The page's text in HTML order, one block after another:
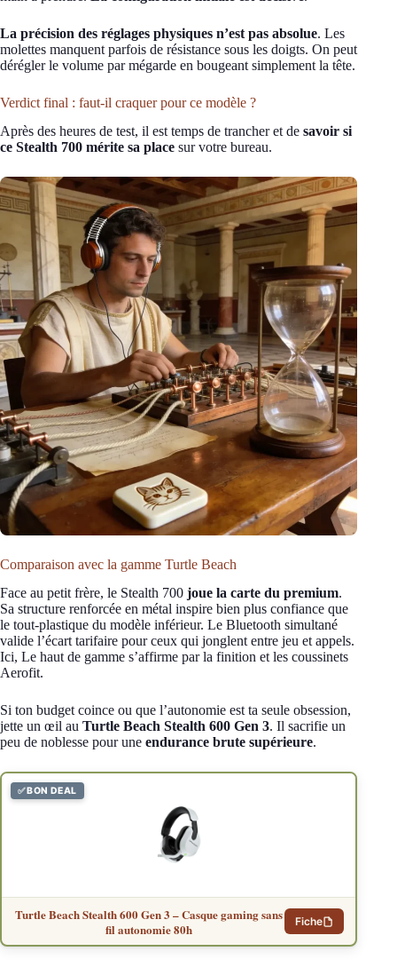
La précision des réglages physiques n’est pas absolue. Les
molettes manquent parfois de résistance sous les doigts. On peut
dérégler le volume par mégarde en bougeant simplement la tête.
Verdict final : faut-il craquer pour ce modèle ?
Après des heures de test, il est temps de trancher et de savoir si
ce Stealth 700 mérite sa place sur votre bureau.
Comparaison avec la gamme Turtle Beach
Face au petit frère, le Stealth 700 joue la carte du premium.
Sa structure renforcée en métal inspire bien plus confiance que
le tout-plastique du modèle inférieur. Le Bluetooth simultané
valide l’écart tarifaire pour ceux qui jonglent entre jeu et appels.
Ici, Le haut de gamme s’affirme par la finition et les coussinets
Aerofit.
Si ton budget coince ou que l’autonomie est ta seule obsession,
jette un œil au Turtle Beach Stealth 600 Gen 3. Il sacrifie un
peu de noblesse pour une endurance brute supérieure.
✅ BON DEAL
Turtle Beach Stealth 600 Gen 3 – Casque gaming sans
fil autonomie 80h
Fiche